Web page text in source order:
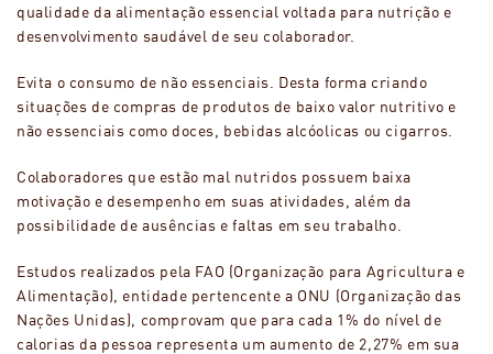
qualidade da alimentação essencial voltada para nutrição e
desenvolvimento saudável de seu colaborador.
Evita o consumo de não essenciais. Desta forma criando
situações de compras de produtos de baixo valor nutritivo e
não essenciais como doces, bebidas alcóolicas ou cigarros.
Colaboradores que estão mal nutridos possuem baixa
motivação e desempenho em suas atividades, além da
possibilidade de ausências e faltas em seu trabalho.
Estudos realizados pela FAO (Organização para Agricultura e
Alimentação), entidade pertencente a ONU (Organização das
Nações Unidas), comprovam que para cada 1% do nível de
calorias da pessoa representa um aumento de 2,27% em sua